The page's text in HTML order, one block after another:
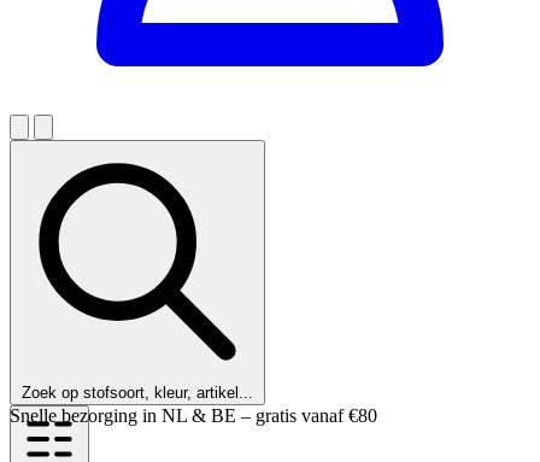
Zoek op stofsoort, kleur, artikel...
Klanten beoordelen ons met een 9,6!